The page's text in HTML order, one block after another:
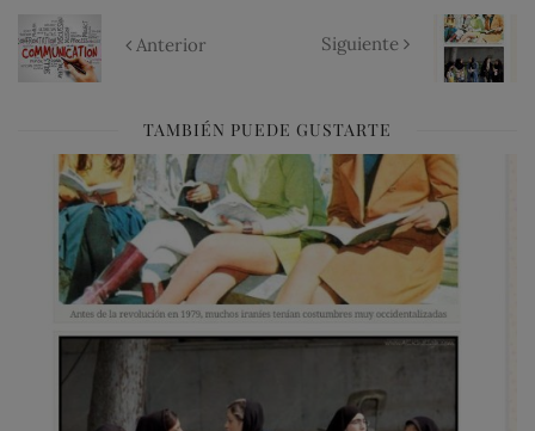
Anterior Siguiente
TAMBIÉN PUEDE GUSTARTE